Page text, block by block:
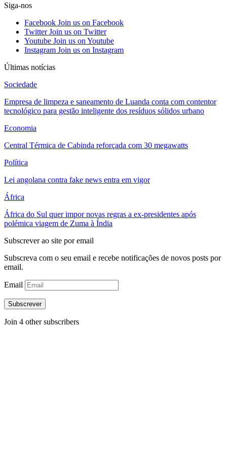
Siga-nos
Facebook Join us on Facebook
Twitter Join us on Twitter
Youtube Join us on Youtube
Instagram Join us on Instagram
Últimas notícias
Sociedade
Empresa de limpeza e saneamento de Luanda conta com contentor
tecnológico para gestão inteligente dos resíduos sólidos urbano
Economia
Central Térmica de Cabinda reforçada com 30 megawatts
Política
Lei angolana contra fake news entra em vigor
África
África do Sul quer impor novas regras a ex-presidentes após
polémica viagem de Zuma à Índia
Subscrever ao site por email
Subscreva com o seu email e recebe notificações de novos posts por
email.
Email
Subscrever
Join 4 other subscribers